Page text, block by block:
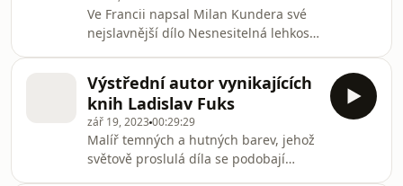
tituly v Česku a
Ve Francii napsal Milan Kundera své
nejslavnější dílo Nesnesitelná lehkost
dvěma románům se budeme věnovat
v dalším díle podcastu Radio Prague
International o českých knihách, které
musíte znát.
Výstřední autor vynikajících
knih Ladislav Fuks
zář 19, 202300:29:29
Malíř temných a hutných barev, jehož
světově proslulá díla se podobají